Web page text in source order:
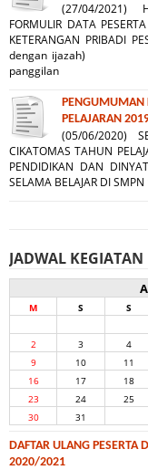
(27/04/2021)
FORMULIR DATA
KETERANGAN PRIBADI
dengan ijazah) :
panggilan :
PENGUMUMAN
PELAJARAN
(05/06/2020)
CIKATOMAS TAHUN
PENDIDIKAN DAN
SELAMA BELAJAR DI
JADWAL KEGIATAN
M S S
2
3 4
9 10 11
16
17 18
23
24 25
30
31
DAFTAR ULANG PESERTA
2020/2021